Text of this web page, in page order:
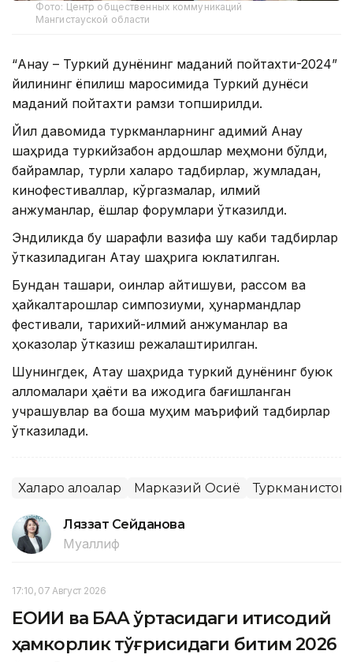
Фото: Центр общественных коммуникаций
Мангистауской области
“Анау – Туркий дунёнинг маданий пойтахти-2024”
йилининг ёпилиш маросимида Туркий дунёси
маданий пойтахти рамзи топширилди.
Йил давомида туркманларнинг қадимий Анау
шаҳрида туркийзабон қардошлар меҳмони бўлди,
байрамлар, турли халқаро тадбирлар, жумладан,
кинофестиваллар, кўргазмалар, илмий
анжуманлар, ёшлар форумлари ўтказилди.
Эндиликда бу шарафли вазифа шу каби тадбирлар
ўтказиладиган Ақтау шаҳрига юклатилган.
Бундан ташқари, оқинлар айтишуви, рассом ва
ҳайкалтарошлар симпозиуми, ҳунармандлар
фестивали, тарихий-илмий анжуманлар ва
ҳоказолар ўтказиш режалаштирилган.
Шунингдек, Ақтау шаҳрида туркий дунёнинг буюк
алломалари ҳаёти ва ижодига бағишланган
учрашувлар ва бошқа муҳим маърифий тадбирлар
ўтказилади.
Халқаро алоқалар Марказий Осиё Туркманистон
Ляззат Сейданова
Муаллиф
17:10, 07 Август 2026
ЕОИИ ва БАА ўртасидаги иқтисодий
ҳамкорлик тўғрисидаги битим 2026